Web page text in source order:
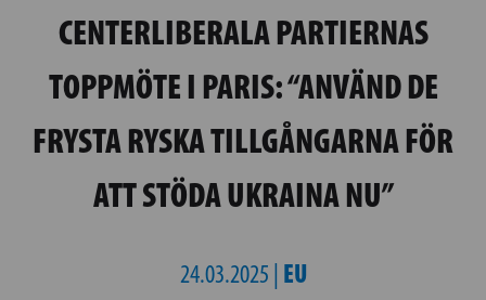
CENTERLIBERALA PARTIERNAS
TOPPMÖTE I PARIS: “ANVÄND DE
FRYSTA RYSKA TILLGÅNGARNA FÖR
ATT STÖDA UKRAINA NU”
24.03.2025 | EU